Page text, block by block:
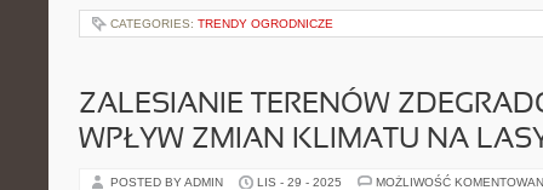
CATEGORIES: TRENDY OGRODNICZE
ZALESIANIE TERENÓW
WPŁYW ZMIAN KLIMATU NA
POSTED BY ADMIN LIS - 29 - 2025 MOŻLIWOŚĆ